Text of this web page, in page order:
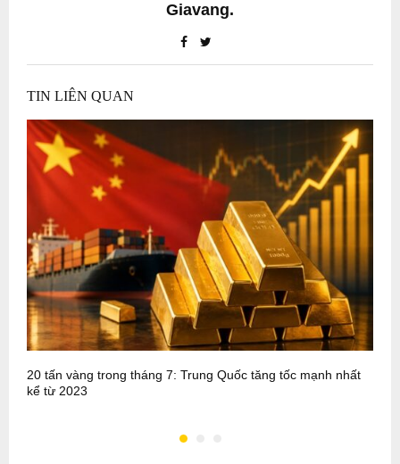
Giavang.
TIN LIÊN QUAN
20 tấn vàng trong tháng 7: Trung Quốc tăng tốc mạnh nhất
kể từ 2023